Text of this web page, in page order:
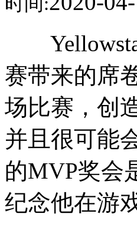
Yellowstar
赛带来的席
场比赛，创
并且很可能
的MVP奖会
纪念他在游